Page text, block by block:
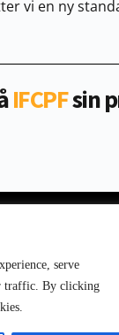
serve
traffic. By clicking
vi en ny
IFCPF sin
Contact